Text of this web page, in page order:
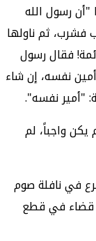
رسول الله
فشرب، ثم ناولها
فقال رسول
نفسه، إن شاء
"أمير نفسه".
واجباً، لم
في نافلة صوم
قضاء في قطع